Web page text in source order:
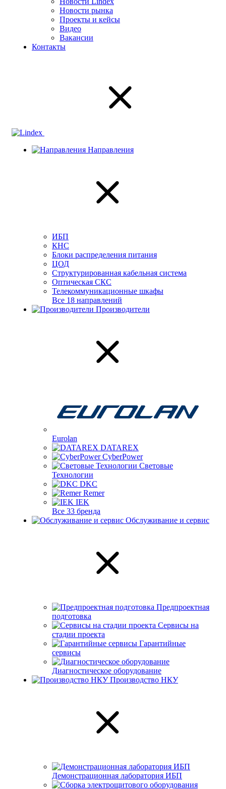
Новости рынка
Проекты и кейсы
Видео
Вакансии
Контакты
Направления
ИБП
КНС
Блоки распределения питания
ЦОД
Структурированная кабельная система
Оптическая СКС
Телекоммуникационные шкафы
Все 18 направлений
Производители
Eurolan
DATAREX
CyberPower
Световые
Технологии
DKC
Remer
IEK
Все 33 бренда
Обслуживание и сервис
Предпроектная
подготовка
Сервисы на
стадии проекта
Гарантийные
сервисы
Диагностическое оборудование
Производство НКУ
Демонстрационная лаборатория ИБП